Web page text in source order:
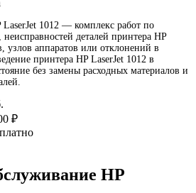
LaserJet 1012 — комплекс работ по
деталей принтера HP
узлов аппаратов или отклонений в
принтера HP LaserJet 1012 в
без замены расходных материалов и
₽
HP